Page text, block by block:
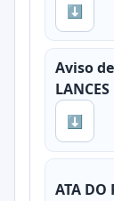
⬇
Aviso
LANCES
⬇
ATA DO